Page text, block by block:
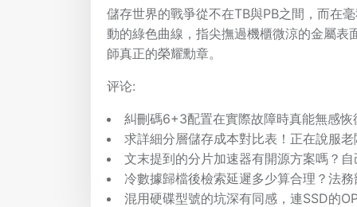
儲存世界的戰爭從不在TB與PB之間，而在
動的綠色曲線，指尖撫過機櫃微涼的金屬
師真正的榮耀勳章。
评论:
糾刪碼6+3配置在實際故障時真能無感
求詳細分層儲存成本對比表！正在說服
文末提到的分片加速器有開源方案嗎？
冷數據歸檔後檢索延遲多少算合理？法
混用硬碟型號的坑深有同感，連SSD的